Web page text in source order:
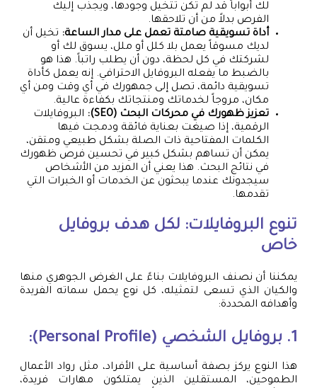
لك أبواباً قد لم تكن تتخيل وجودها، ويجذب إليك
الفرص بدلاً من أن تلاحقها.
أداة تسويقية صامتة تعمل على مدار الساعة: تخيل أن
لديك مسوقاً يعمل بلا كلل أو ملل، يسوق لك أو
لشركتك في كل لحظة، دون أن يطلب راتباً. هذا هو
بالضبط ما يفعله البروفايل الاحترافي. إنه يعمل كأداة
تسويقية دائمة، تصل إلى جمهورك في أي وقت ومن أي
مكان، مروجاً لخدماتك ومنتجاتك بكفاءة عالية.
تعزيز ظهورك في محركات البحث (SEO):
البروفايلات
الرقمية، إذا صيغت بعناية فائقة ودمجت فيها
الكلمات المفتاحية ذات الصلة بشكل طبيعي ومتقن،
يمكن أن تساهم بشكل كبير في تحسين فرص ظهورك
في نتائج البحث. هذا يعني أن المزيد من الأشخاص
سيجدونك عندما يبحثون عن الخدمات أو الخبرات التي
تقدمها.
تنوع البروفايلات: لكل هدف بروفايل
خاص
يمكننا أن نصنف البروفايلات بناءً على الغرض الجوهري منها
والكيان الذي تسعى لتمثيله، كل نوع يحمل سماته الفريدة
وأهدافه المحددة:
1. بروفايل الشخصي (Personal Profile):
هذا النوع يركز بصفة أساسية على الأفراد، مثل رواد الأعمال
الطموحين، المستقلين الذين يمتلكون مهارات فريدة،